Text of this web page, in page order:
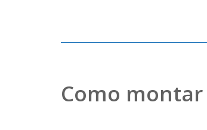
Como